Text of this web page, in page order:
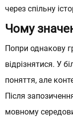
через спільну
Чому
Попри однакову
відрізнятися. У
поняття, але
Після
мовному
Зручний
Зручний